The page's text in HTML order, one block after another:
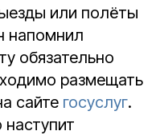
или полёты
напомнил
обязательно
размещать
сайте госуслуг.
наступит